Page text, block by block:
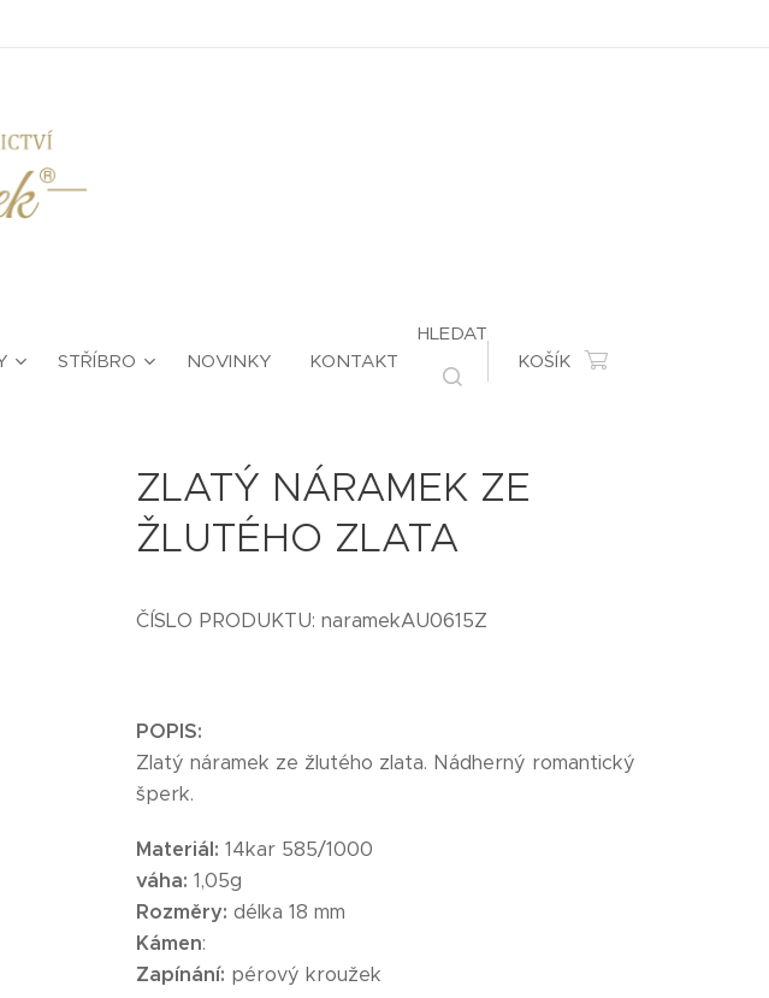
STŘÍBRO NOVINKY KONTAKT
HLEDAT
KOŠÍK
ZLATÝ NÁRAMEK ZE
ŽLUTÉHO ZLATA
ČÍSLO PRODUKTU: naramekAU0615Z
POPIS:
Zlatý náramek ze žlutého zlata. Nádherný romantický
šperk.
Materiál: 14kar 585/1000
váha: 1,05g
Rozměry:délka 18 mm
Kámen:
Zapínání: pérový kroužek